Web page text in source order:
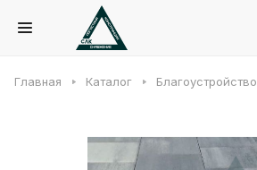
Главная Каталог Благоустройство